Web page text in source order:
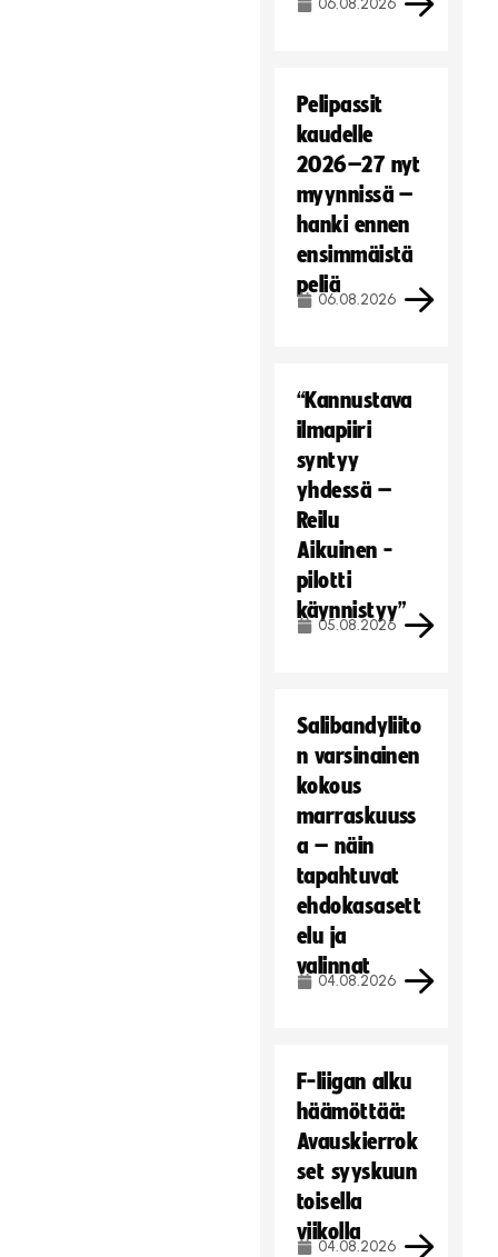
06.08.2026
Pelipassit
kaudelle
2026–27 nyt
myynnissä –
hanki ennen
ensimmäistä
peliä
06.08.2026
“Kannustava
ilmapiiri
syntyy
yhdessä –
Reilu
Aikuinen -
pilotti
käynnistyy”
05.08.2026
Salibandyliito
n varsinainen
kokous
marraskuuss
a – näin
tapahtuvat
ehdokasasett
elu ja
valinnat
04.08.2026
F-liigan alku
häämöttää:
Avauskierrok
set syyskuun
toisella
viikolla
04.08.2026